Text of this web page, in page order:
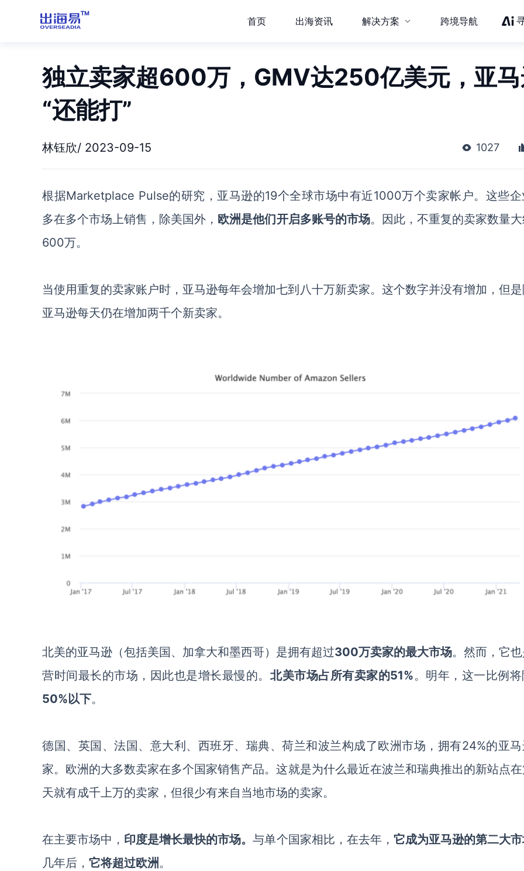
首页 出海资讯 解决方案 跨境导航
独立卖家超600万，GMV达250亿美元，亚
“还能打”
林钰欣/ 2023-09-15 1027
根据Marketplace Pulse的研究，亚马逊的19个全球市场中有近1000万个卖家帐户。这些
多在多个市场上销售， 除美国外， 欧洲是他们开启多账号的市场。因此，不重复的卖家数量
600万。
当使用重复的卖家账户时，亚马逊每年会增加七到八十万新卖家。这个数字并没有增加，但
亚马逊每天仍在增加两千个新卖家。
北美的亚马逊 （包括美国、加拿大和墨西哥） 是拥有超过300万卖家的最大市场。然而，它
营时间最长的市场 ，因此也是增长最慢的。 北美市场占所有卖家的51%。明年，这一比例
50%以下。
德国、英国、法国、意大利、西班牙、瑞典、荷兰和波兰构成了欧洲市场 ， 拥有24%的亚
家。欧洲的大多数卖家在多个国家销售产品。这就是为什么最近在波兰和瑞典推出的新站点
天就有成千上万的卖家，但很少有来自当地市场的卖家。
在主要市场中， 印度是增长最快的市场。与单个国家相比， 在去年， 它成为亚马逊的第二大
几年后， 它将超过欧洲 。